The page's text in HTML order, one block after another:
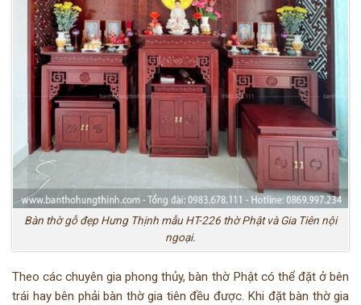
Bàn thờ gỗ đẹp Hưng Thịnh mẫu HT-226 thờ Phật và Gia Tiên nội
ngoại.
Theo các chuyên gia phong thủy, bàn thờ Phật có thể đặt ở bên
trái hay bên phải bàn thờ gia tiên đều được. Khi đặt bàn thờ gia